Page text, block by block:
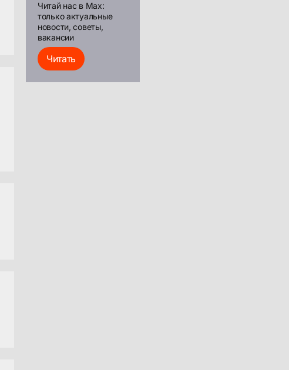
Читай нас в Max:
только актуальные
новости, советы,
вакансии
Читать